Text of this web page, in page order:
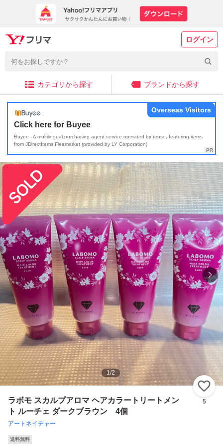
ログイン
カテゴリから探す ブランドから探す
Click here for Buyee
Buyee - A multilingual purchasing agent service operated by tenso, featuring items
from JDirectItems Fleamarket (provided by LY Corporation)
Overseas Visitors
1/2
ラボモ スカルプアロマ ヘアカラートリートメン
ト ルーチェ ダークブラウン 4個
アートネイチャー
5
送料無料